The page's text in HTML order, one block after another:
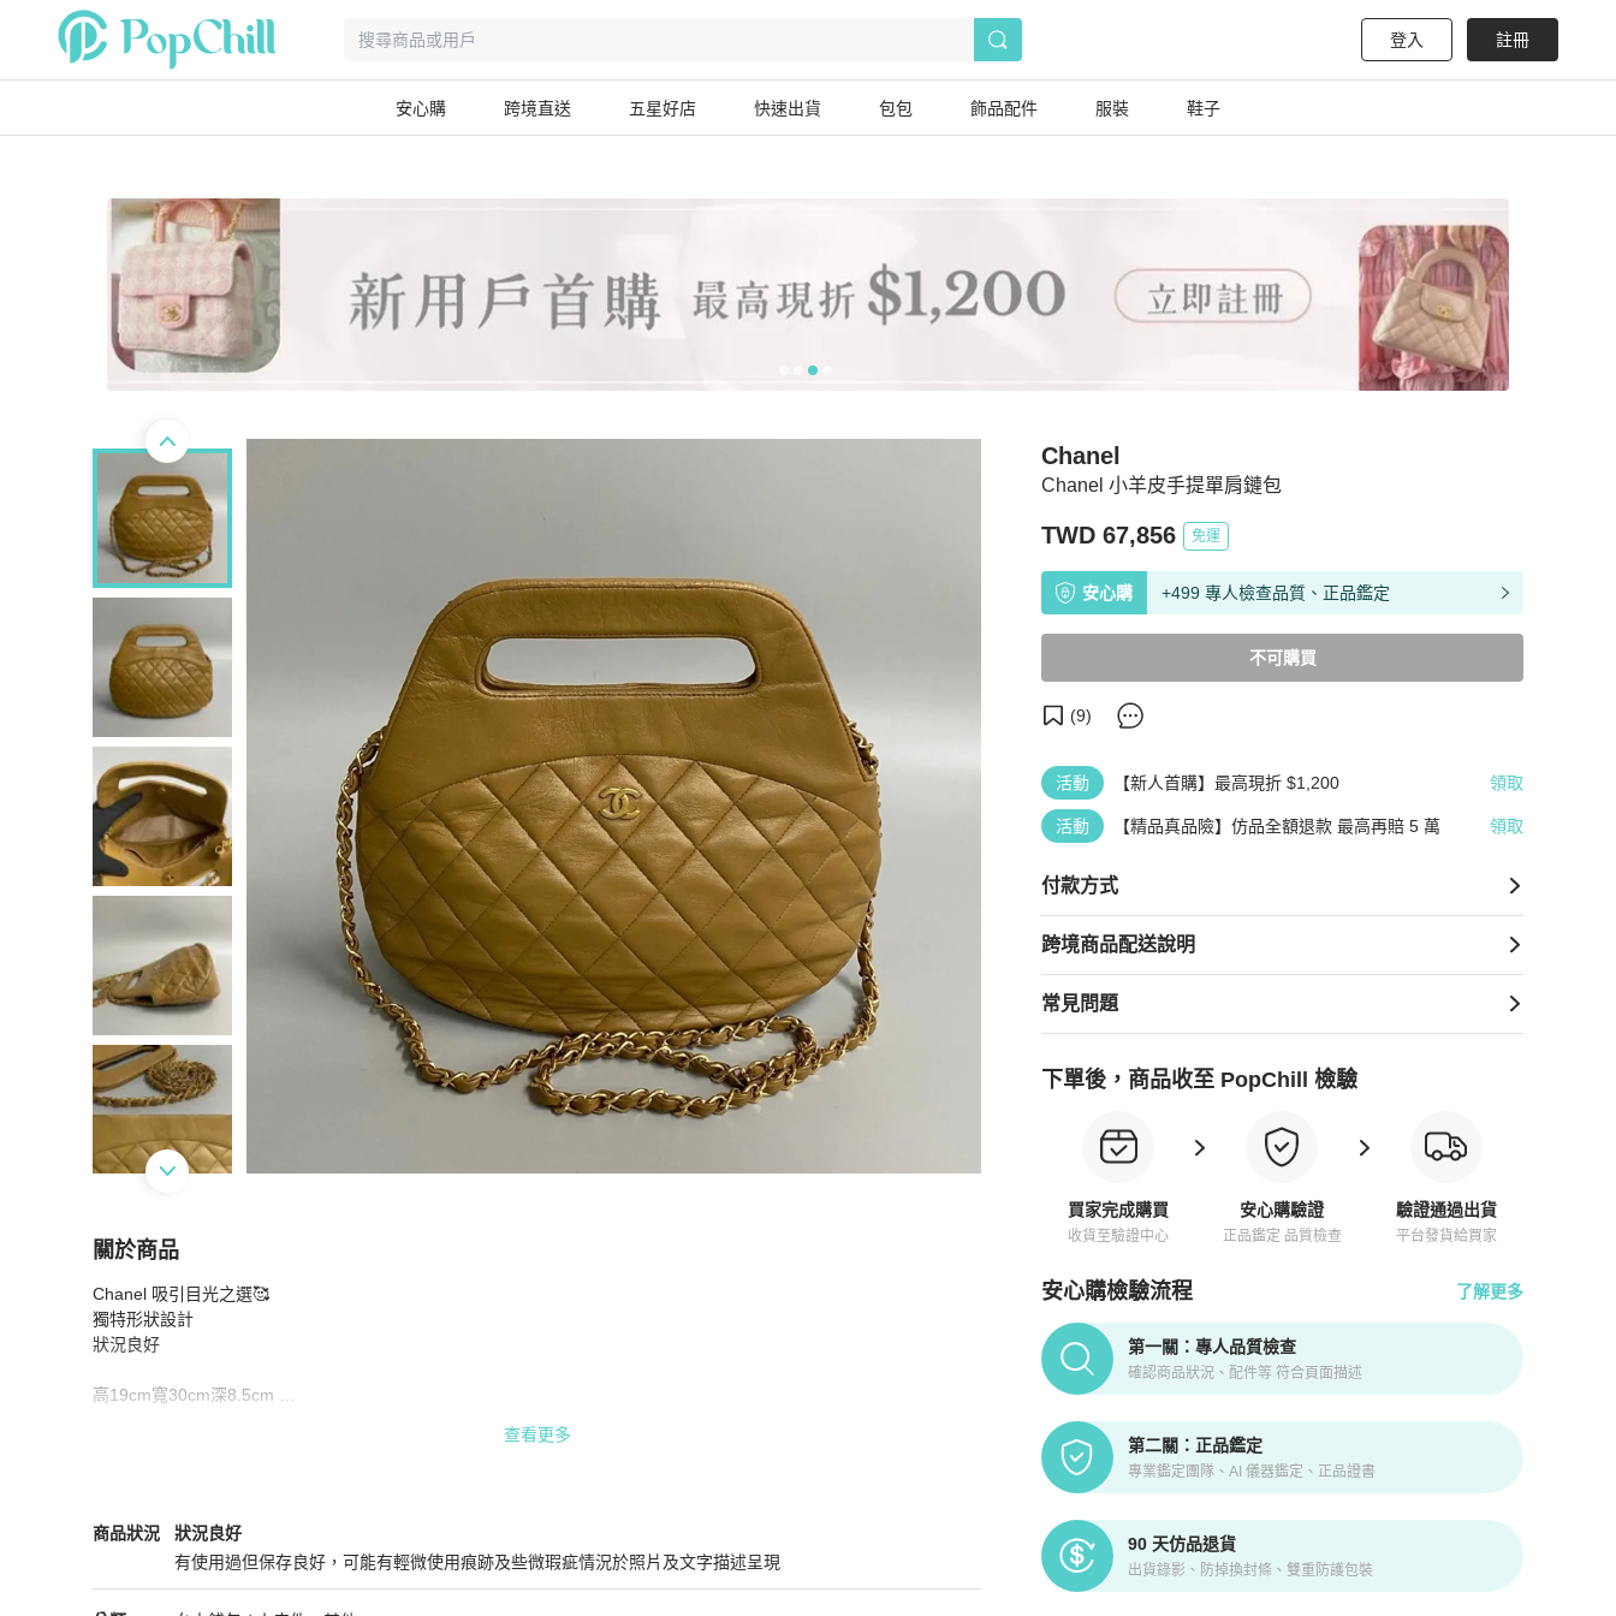
登入 註冊
安心購 跨境直送 五星好店 快速出貨 包包 飾品配件 服裝 鞋子
Chanel 小羊皮手提單肩鏈包
Chanel
TWD 67,856 免運
安心購 +499 專人檢查品質、正品鑑定
不可購買
(9)
活動 【新人首購】最高現折 $1,200 領取
活動 【精品真品險】仿品全額退款 最高再賠 5 萬 領取
付款方式
跨境商品配送說明
常見問題
下單後，商品收至 PopChill 檢驗
買家完成購買
收貨至驗證中心
安心購驗證
正品鑑定 品質檢查
驗證通過出貨
平台發貨給買家
安心購檢驗流程 了解更多
PopChill拍拍圈正品驗證、安心購檢驗流程介紹
第一關：專人品質檢查
確認商品狀況、配件等 符合頁面描述
第二關：正品鑑定
專業鑑定團隊、AI 儀器鑑定、正品證書
90 天仿品退貨
出貨錄影、防掉換封條、雙重防護包裝
關於商品
關於Chanel 小羊皮手提單肩鏈包
Chanel 吸引目光之選🥰
獨特形狀設計
狀況良好
高19cm寬30cm深8.5cm
下單後選擇PopChill安心購由美國第三方平台鑒定保障正品🥰
查看更多
商品狀況
Chanel女士錢包 / 小皮件
狀況良好
有使用過但保存良好，可能有輕微使用痕跡及些微瑕疵情況於照片及文字描述呈現
狀況良好